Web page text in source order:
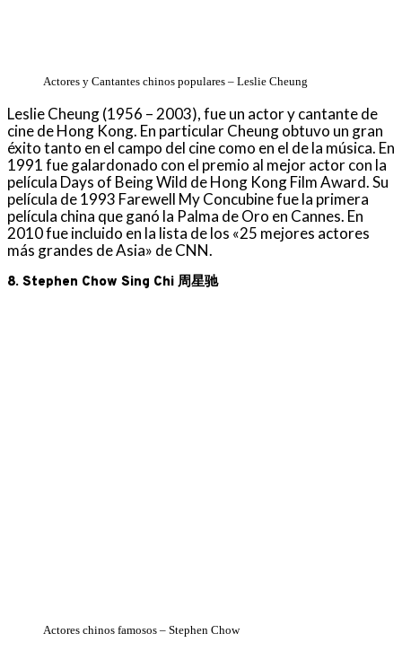
Actores y Cantantes chinos populares – Leslie Cheung
Leslie Cheung (1956 – 2003), fue un actor y cantante de
cine de Hong Kong. En particular Cheung obtuvo un gran
éxito tanto en el campo del cine como en el de la música. En
1991 fue galardonado con el premio al mejor actor con la
película Days of Being Wild de Hong Kong Film Award. Su
película de 1993 Farewell My Concubine fue la primera
película china que ganó la Palma de Oro en Cannes. En
2010 fue incluido en la lista de los «25 mejores actores
más grandes de Asia» de CNN.
8. Stephen Chow Sing Chi 周星驰
Actores chinos famosos – Stephen Chow